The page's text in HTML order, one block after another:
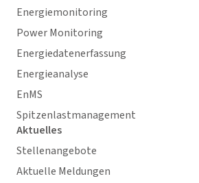
Energiemonitoring
Power Monitoring
Energiedatenerfassung
Energieanalyse
EnMS
Spitzenlastmanagement
Aktuelles
Stellenangebote
Aktuelle Meldungen